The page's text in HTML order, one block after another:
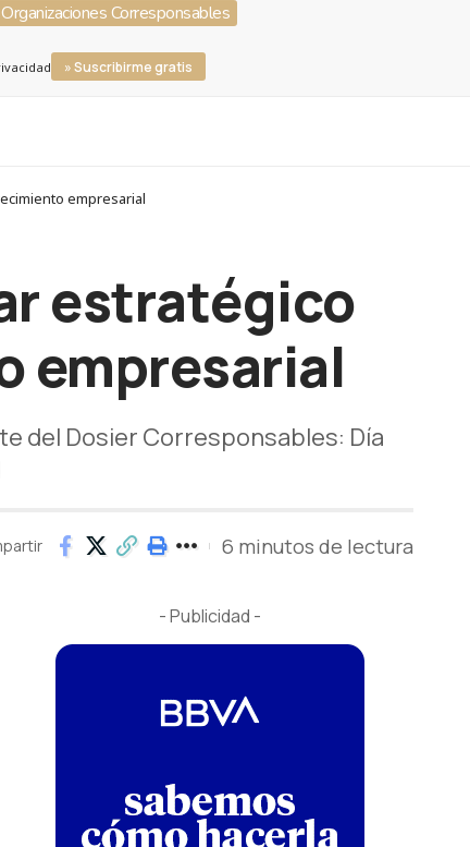
Corresponsables
» Suscribirme gratis
empresarial
estratégico
empresarial
del Dosier Corresponsables: Día
6 minutos de lectura
- Publicidad -